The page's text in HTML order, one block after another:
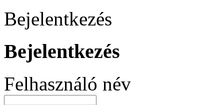
Bejelentkezés
Bejelentkezés
Felhasználó név